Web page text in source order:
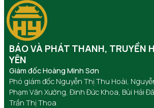
BÁO VÀ PHÁT THANH, TRUYỀN
YÊN
Giám đốc Hoàng Minh Sơn
Phó giám đốc Nguyễn Thị Thu Hoài,
Phạm Văn Xướng, Đinh Đức Khoa, Bùi Hải
Trần Thị Thoa